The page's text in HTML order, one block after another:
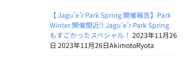
【 Jagu’e’r Park Spring 開催報告】Park
Winter 開催間近!! Jagu’e’r Park Spring
もすごかったスペシャル！ 2023年11月26
日 2023年11月26日AkimotoRyota